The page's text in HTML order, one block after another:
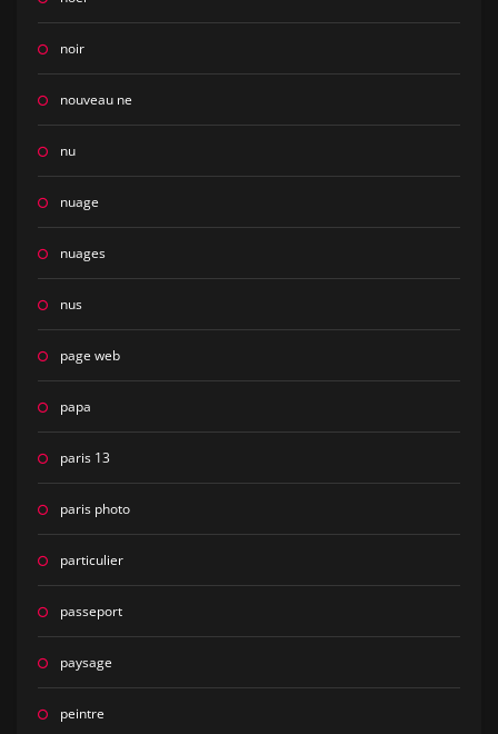
noir
nouveau ne
nu
nuage
nuages
nus
page web
papa
paris 13
paris photo
particulier
passeport
paysage
peintre